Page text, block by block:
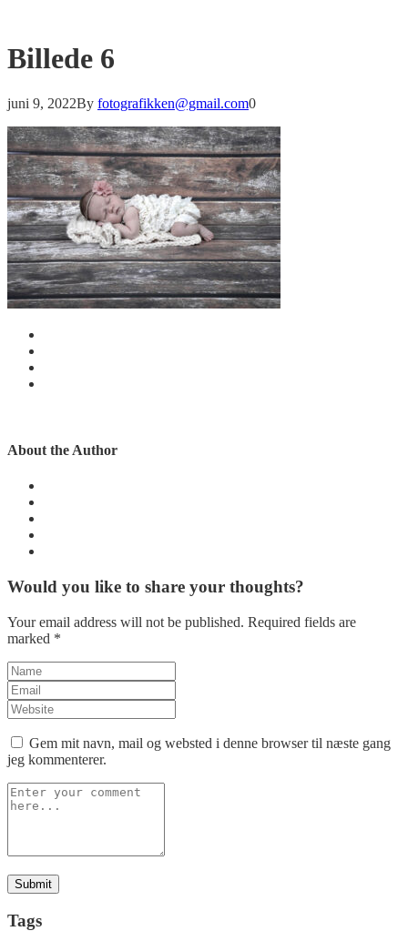
Billede 6
juni 9, 2022By fotografikken@gmail.com0
About the Author
Would you like to share your thoughts?
Your email address will not be published. Required fields are
marked *
Gem mit navn, mail og websted i denne browser til næste gang
jeg kommenterer.
Tags